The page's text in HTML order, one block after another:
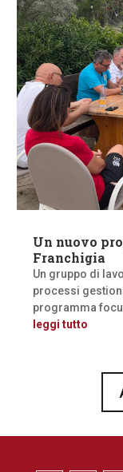
Un nuovo
Franchigia
Un gruppo di
processi
programma
leggi tutto